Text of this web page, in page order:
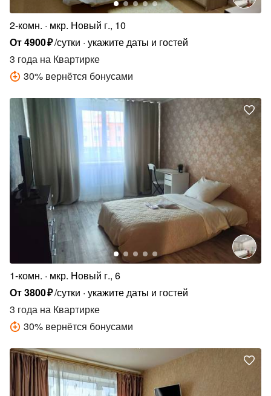
2-комн.
мкр. Новый г., 10
От4900₽/сутки укажите даты и гостей
3 года на Квартирке
30% вернётся бонусами
1-комн.
мкр. Новый г., 6
От3800₽/сутки укажите даты и гостей
3 года на Квартирке
30% вернётся бонусами